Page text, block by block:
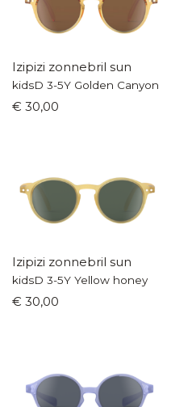
Izipizi zonnebril sun
kidsD 3-5Y Golden Canyon
€ 30,00
Izipizi zonnebril sun
kidsD 3-5Y Yellow honey
€ 30,00